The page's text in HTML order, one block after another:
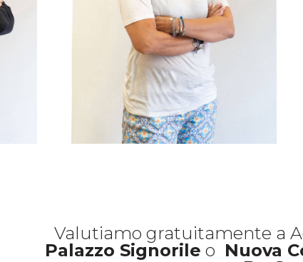
Valutiamo gratuitamente a
Palazzo Signorile o Nuova